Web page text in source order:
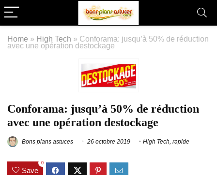
Home » High Tech » Conforama: jusqu’à 50% de réduction
avec une opération destockage
Conforama: jusqu’à 50% de réduction
avec une opération destockage
Bons plans astuces 26 octobre 2019 High Tech rapide
Save
0